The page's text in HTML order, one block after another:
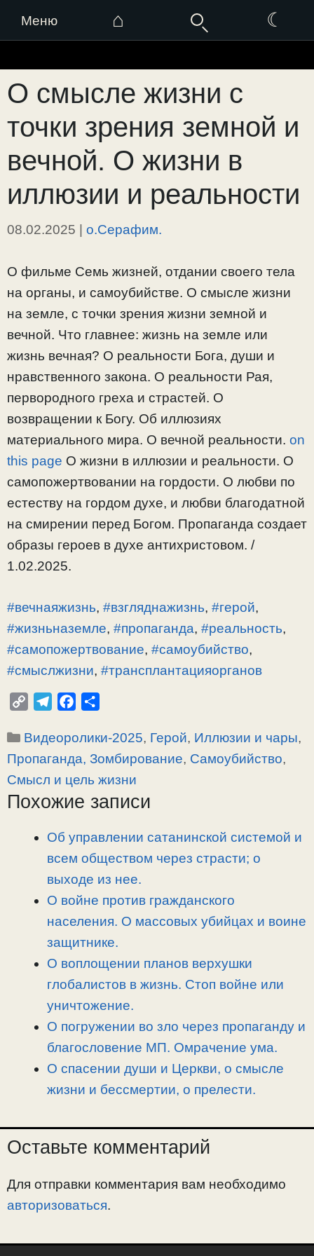
Меню ⌂ ☾
к
содержимому
О смысле жизни с
точки зрения земной и
вечной. О жизни в
иллюзии и реальности
08.02.2025 | о.Серафим.
О фильме Семь жизней, отдании своего тела
на органы, и самоубийстве. О смысле жизни
на земле, с точки зрения жизни земной и
вечной. Что главнее: жизнь на земле или
жизнь вечная? О реальности Бога, души и
нравственного закона. О реальности Рая,
первородного греха и страстей. О
возвращении к Богу. Об иллюзиях
материального мира. О вечной реальности. on
this page О жизни в иллюзии и реальности. О
самопожертвовании на гордости. О любви по
естеству на гордом духе, и любви благодатной
на смирении перед Богом. Пропаганда создает
образы героев в духе антихристовом. /
1.02.2025.
#вечнаяжизнь, #взгляднажизнь, #герой,
#жизньназемле, #пропаганда, #реальность,
#самопожертвование, #самоубийство,
#смыслжизни, #трансплантацияорганов
p
y
n
l
e
a
c
e
o
п
р
и
Рубрики
Видеоролики-2025, Герой, Иллюзии и чары,
Пропаганда, Зомбирование, Самоубийство,
Смысл и цель жизни
Похожие записи
Об управлении сатанинской системой и
всем обществом через страсти; о
выходе из нее.
О войне против гражданского
населения. О массовых убийцах и воине
защитнике.
О воплощении планов верхушки
глобалистов в жизнь. Стоп войне или
уничтожение.
О погружении во зло через пропаганду и
благословение МП. Омрачение ума.
О спасении души и Церкви, о смысле
жизни и бессмертии, о прелести.
Оставьте комментарий
Для отправки комментария вам необходимо
авторизоваться.